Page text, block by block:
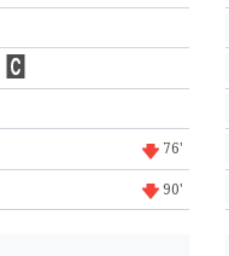
76'
90'